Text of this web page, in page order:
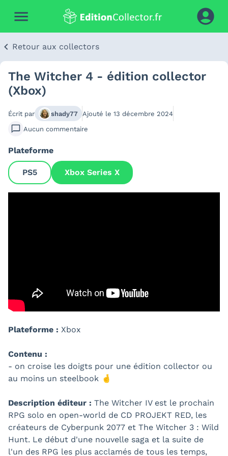
Retour aux collectors
The Witcher 4 - édition collector
(Xbox)
Écrit par shady77 Ajouté le 13 décembre 2024
Aucun commentaire
Plateforme
PS5 Xbox Series X
Plateforme : Xbox
Contenu :
- on croise les doigts pour une édition collector ou
au moins un steelbook 🤞
Description éditeur : The Witcher IV est le prochain
RPG solo en open-world de CD PROJEKT RED, les
créateurs de Cyberpunk 2077 et The Witcher 3 : Wild
Hunt. Le début d'une nouvelle saga et la suite de
l'un des RPG les plus acclamés de tous les temps,